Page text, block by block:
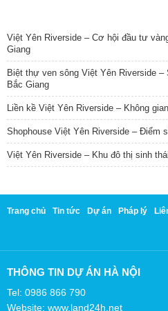
Việt Yên Riverside – Cơ hội đầu tư
Giang
Biệt thự ven sông Việt Yên Riverside
Bắc Giang
Liền kề Việt Yên Riverside – Không
Shophouse Việt Yên Riverside – Điểm
Việt Yên Riverside – Khu đô thị sinh
Trang chủ Tin tức Dự án Pháp lý
THÔNG TIN DỰ ÁN HÀ NỘI
Tel: 0986 866 790
Website: www.land24h.net